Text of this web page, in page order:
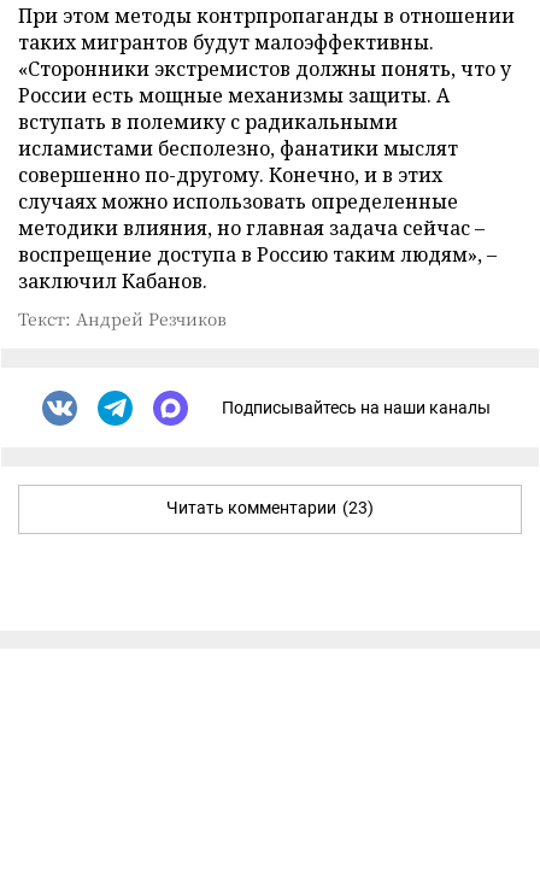
При этом методы контрпропаганды в отношении
таких мигрантов будут малоэффективны.
«Сторонники экстремистов должны понять, что у
России есть мощные механизмы защиты. А
вступать в полемику с радикальными
исламистами бесполезно, фанатики мыслят
совершенно по-другому. Конечно, и в этих
случаях можно использовать определенные
методики влияния, но главная задача сейчас –
воспрещение доступа в Россию таким людям», –
заключил Кабанов.
Текст: Андрей Резчиков
Подписывайтесь на наши каналы
Читать комментарии (23)